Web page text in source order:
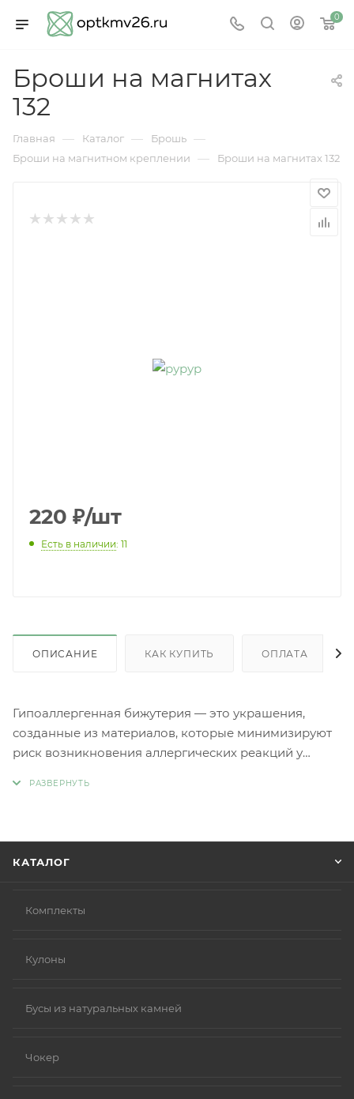
0
Броши на магнитах
132
Главная — Каталог — Брошь —
Броши на магнитном креплении — Броши на магнитах 132
220 ₽/шт
Есть в наличии: 11
ОПИСАНИЕ КАК КУПИТЬ ОПЛАТА
Гипоаллергенная бижутерия — это украшения,
созданные из материалов, которые минимизируют
риск возникновения аллергических реакций у
гипоаллергенной бижутерии используются
Нержавеющая сталь.
в сплаве может вызывать реакцию).
покрытия других металлов, таких как золото или
Золото (особенно высокой пробы, хотя даже
КАТАЛОГ
Комплекты
Кулоны
Бусы из натуральных камней
Чокер